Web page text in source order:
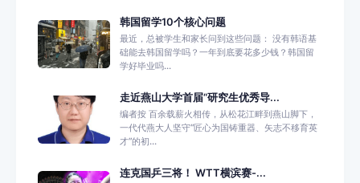
韩国留学10个核心问题
最近，总被学生和家长问到这些问题： 没有韩语基
础能去韩国留学吗？一年到底要花多少钱？韩国留
学好毕业吗...
走近燕山大学首届“研究生优秀导...
编者按 百余载薪火相传，从松花江畔到燕山脚下，
一代代燕大人坚守“匠心为国铸重器、矢志不移育英
才”的初...
连克国乒三将！ WTT横滨赛-...